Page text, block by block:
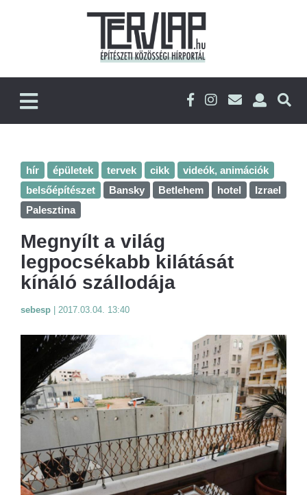
hír épületek tervek cikk
videók, animációk
belsőépítészet
Bansky Betlehem hotel
Izrael
Palesztina
Megnyílt a világ
legpocsékabb kilátását
kínáló szállodája
sebesp 2017.03.04. 13:40